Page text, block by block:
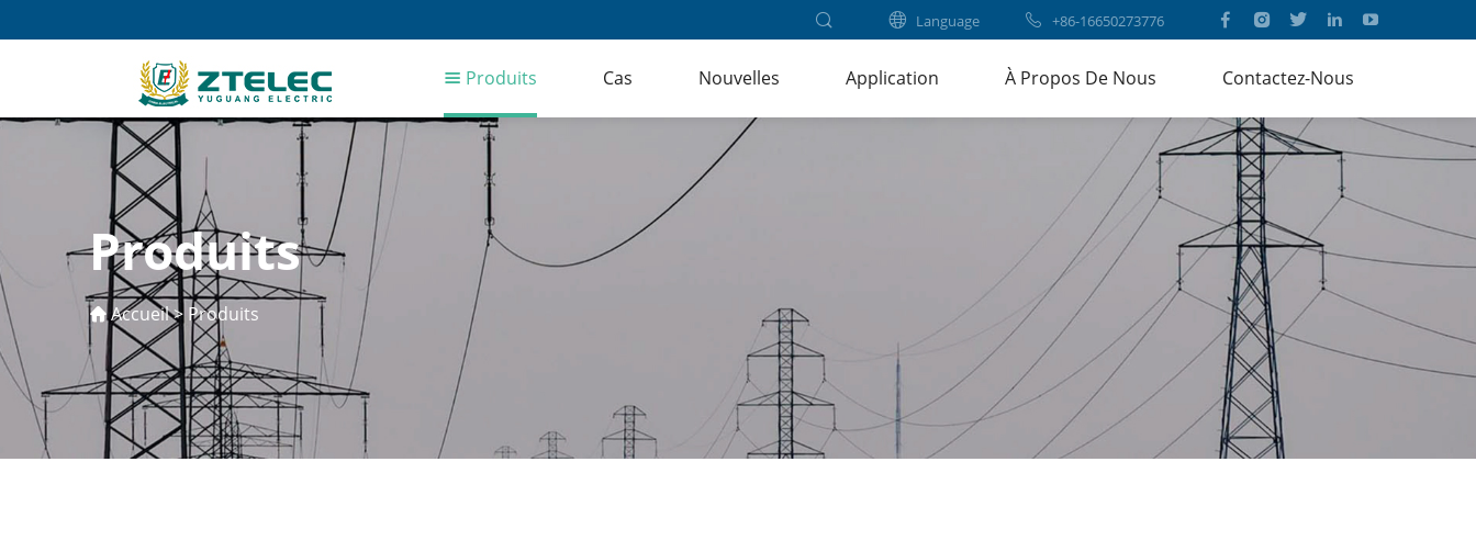
Language +86-16650273776
Produits Cas Nouvelles Application À Propos De Nous Contactez-Nous
Produits
Accueil> Produits